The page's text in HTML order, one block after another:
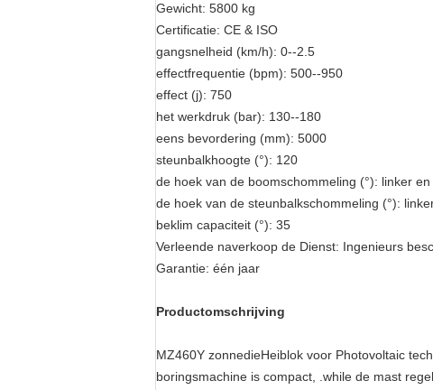
Gewicht: 5800 kg
Certificatie: CE & ISO
gangsnelheid (km/h): 0--2.5
effectfrequentie (bpm): 500--950
effect (j): 750
het werkdruk (bar): 130--180
eens bevordering (mm): 5000
steunbalkhoogte (°): 120
de hoek van de boomschommeling (°): linker
de hoek van de steunbalkschommeling (°):
beklim capaciteit (°): 35
Verleende naverkoop de Dienst: Ingenieurs
Garantie: één jaar
Productomschrijving
MZ460Y zonnedieHeiblok voor Photovoltaic
boringsmachine is compact, .while de mast